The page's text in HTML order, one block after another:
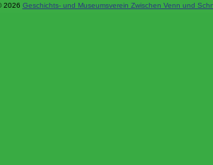
2026 Geschichts- und Museumsverein Zwischen Venn und